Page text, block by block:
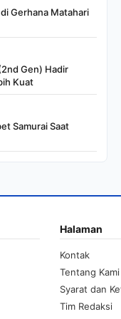
Gerhana Matahari
Gen) Hadir
Kuat
Samurai Saat
Halaman
Kontak
Tentang Kami
Syarat dan
Tim Redaksi